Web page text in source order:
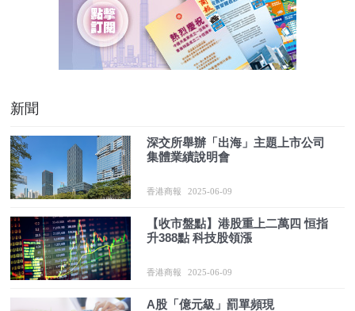
新聞
深交所舉辦「出海」主題上市公司
集體業績說明會
香港商報 2025-06-09
【收市盤點】港股重上二萬四 恒指
升388點 科技股領漲
香港商報 2025-06-09
A股「億元級」罰單頻現